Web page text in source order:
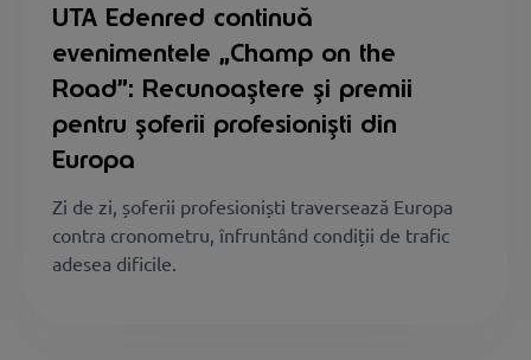
UTA Edenred continuă
evenimentele „Champ on the
Road”: Recunoaștere și premii
pentru șoferii profesioniști din
Europa
Zi de zi, șoferii profesioniști traversează Europa
contra cronometru, înfruntând condiții de trafic
adesea dificile.